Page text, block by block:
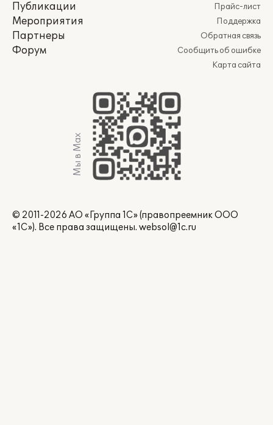
Публикации
Мероприятия
Партнеры
Форум
Прайс-лист
Поддержка
Обратная связь
Сообщить об ошибке
Карта сайта
Мы в Max
© 2011-2026 АО «Группа 1С» (правопреемник ООО
«1С»). Все права защищены. websol@1c.ru